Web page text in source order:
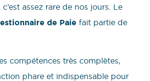
assez rare de nos jours. Le
de Paie fait partie de
compétences très complètes,
phare et indispensable pour